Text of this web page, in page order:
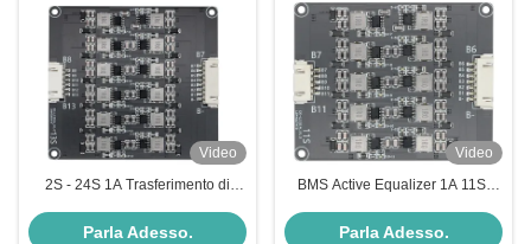
Video
2S - 24S 1A Trasferimento di
attivo 3.7V Lipo / 3.2V Lifepo4
Parla Adesso.
Video
BMS Active Equalizer 1A 11SI
Battery Balancer per Robot
Parla Adesso.